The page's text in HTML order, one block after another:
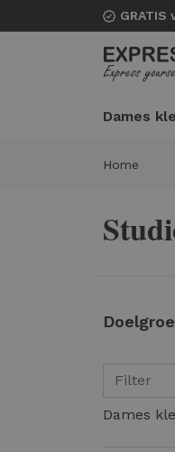
GRATIS
Dames
Home
Dames